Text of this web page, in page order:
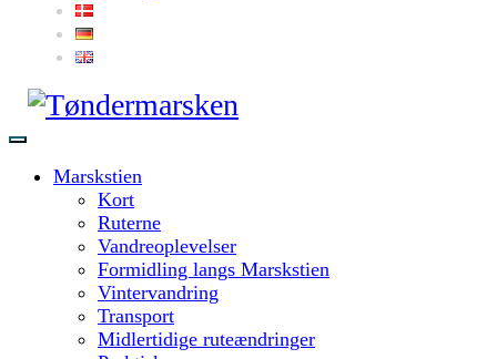
Marskstien
Kort
Ruterne
Vandreoplevelser
Formidling langs Marskstien
Vintervandring
Transport
Midlertidige ruteændringer